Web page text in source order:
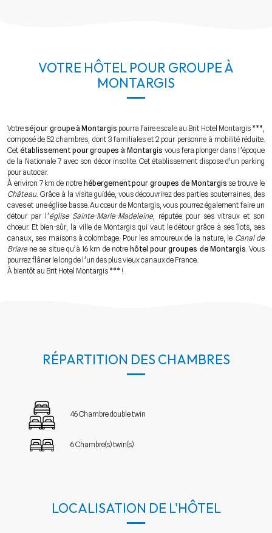
VOTRE HÔTEL POUR GROUPE À
MONTARGIS
Votreséjour groupe à Montargis pourra faire escale au Brit Hotel Montargis ***,
composé de 52 chambres, dont 3 familiales et 2 pour personne à mobilité réduite.
Cet établissement pour groupes à Montargis vous fera plonger dans l’époque
de la Nationale 7 avec son décor insolite. Cet établissement dispose d'un parking
pour autocar.
À environ 7 km de notre hébergement pour groupes de Montargis se trouve le
Château. Grâce à la visite guidée, vous découvrirez des parties souterraines, des
caves et une église basse. Au cœur de Montargis, vous pourrez également faire un
détour par l’église Sainte-Marie-Madeleine, réputée pour ses vitraux et son
chœur. Et bien-sûr, la ville de Montargis qui vaut le détour grâce à ses îlots, ses
canaux, ses maisons à colombage. Pour les amoureux de la nature, le Canal de
Briarene se situe qu’à 16 km de notre hôtel pour groupes de Montargis . Vous
pourrez flâner le long de l’un des plus vieux canaux de France.
À bientôt au Brit Hotel Montargis *** !
RÉPARTITION DES CHAMBRES
46 Chambre double twin
6 Chambre(s) twin(s)
LOCALISATION DE L'HÔTEL